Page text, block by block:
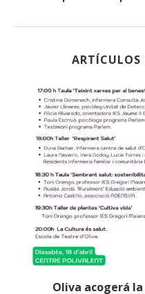
ARTÍCULOS
Oliva acogerá la